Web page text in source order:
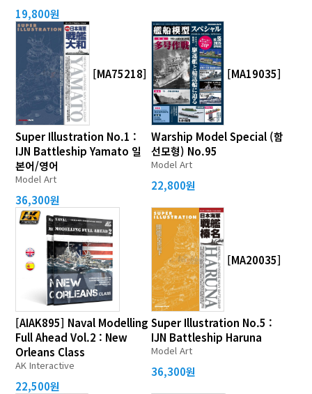
19,800원
[MA75218]
Super Illustration No.1 :
IJN Battleship Yamato 일
본어/영어
Model Art
36,300원
[MA19035]
Warship Model Special (함
선모형) No.95
Model Art
22,800원
[AIAK895] Naval Modelling
Full Ahead Vol.2 : New
Orleans Class
AK Interactive
22,500원
[MA20035]
Super Illustration No.5 :
IJN Battleship Haruna
Model Art
36,300원